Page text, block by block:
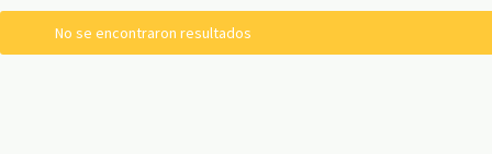
No se encontraron resultados